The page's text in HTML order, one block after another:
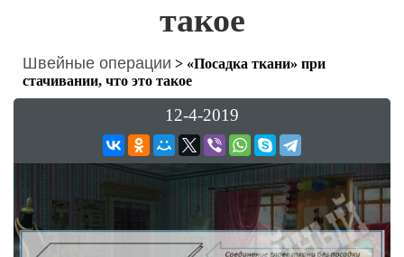
такое
Швейные операции > «Посадка ткани» при
стачивании, что это такое
12-4-2019